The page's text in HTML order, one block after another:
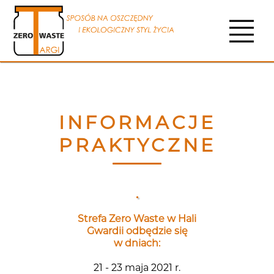
INFORMACJE
PRAKTYCZNE
Strefa Zero Waste w Hali
Gwardii odbędzie się
w dniach:
21 - 23 maja 2021 r.